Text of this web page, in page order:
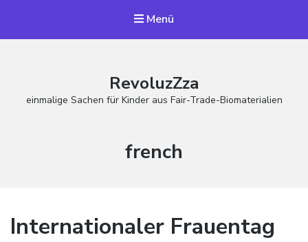
Menü
RevoluzZza
einmalige Sachen für Kinder aus Fair-Trade-Biomaterialien
Schlagwort:
french
Internationaler Frauentag